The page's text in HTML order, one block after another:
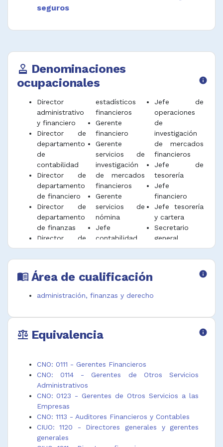
seguros
approval Denominaciones
ocupacionales
info
Director
administrativo
y financiero
Director de
departamento
de
contabilidad
Director de
departamento
de financiero
Director de
departamento
de finanzas
Director de
finanzas
Director de
fondos y
pagos
presupuesto y
contabilidad
departamento
de auditoría y
control
financiero
Director
financiero
Director
general de
estadísticos
financieros
Gerente
financiero
Gerente
servicios de
investigación
de mercados
financieros
Gerente
servicios de
nómina
Jefe
contabilidad
Jefe control
interno
Jefe de
financiero
presupuesto
de auditoria
financiera
departamento
Jefe de
departamento
Jefe de
operaciones
de
investigación
de mercados
financieros
Jefe de
tesorería
Jefe
financiero
Jefe tesorería
y cartera
Secretario
general
financiero de
empresa
administrativo
municipal
pagador
financiero y
administrativo
menu_book Área de cualificación info
administración, finanzas y derecho
balance Equivalencia info
CNO: 0111 - Gerentes Financieros
CNO: 0114 - Gerentes de Otros Servicios
Administrativos
CNO: 0123 - Gerentes de Otros Servicios a las
Empresas
CNO: 1113 - Auditores Financieros y Contables
CIUO: 1120 - Directores generales y gerentes
generales